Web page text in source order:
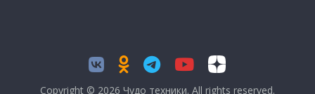
Copyright © 2026 Чудо техники. All rights reserved.